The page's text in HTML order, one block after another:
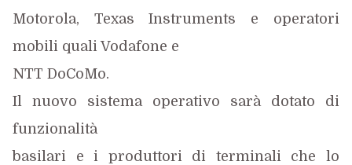
Motorola, Texas Instruments e operatori
mobili quali Vodafone e
NTT DoCoMo.
Il nuovo sistema operativo sarà dotato di
funzionalità
basilari e i produttori di terminali che lo